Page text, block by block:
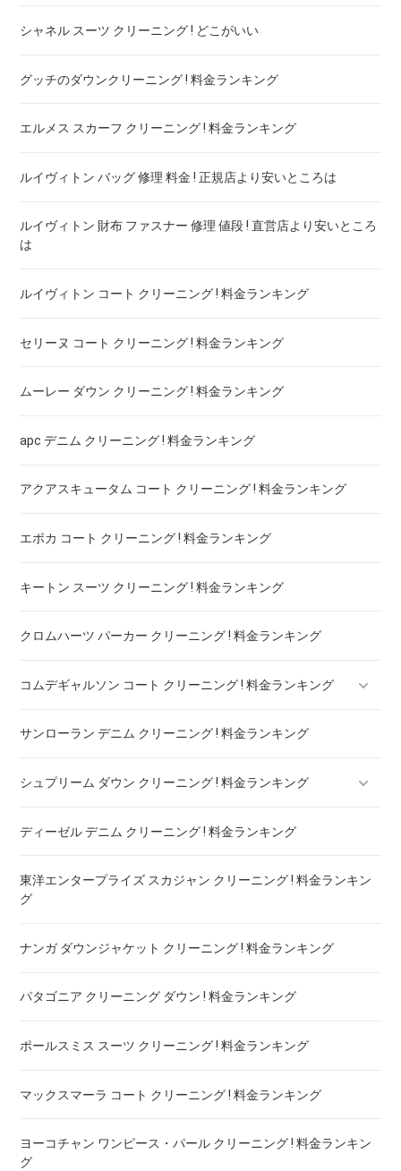
シャネル スーツ クリーニング ! どこがいい
グッチのダウンクリーニング ! 料金ランキング
エルメス スカーフ クリーニング ! 料金ランキング
ルイヴィトン バッグ 修理 料金 ! 正規店より安いところは
ルイヴィトン 財布 ファスナー 修理 値段 ! 直営店より安いところ
は
ルイヴィトン コート クリーニング ! 料金ランキング
セリーヌ コート クリーニング ! 料金ランキング
ムーレー ダウン クリーニング ! 料金ランキング
apc デニム クリーニング ! 料金ランキング
アクアスキュータム コート クリーニング ! 料金ランキング
エポカ コート クリーニング ! 料金ランキング
キートン スーツ クリーニング ! 料金ランキング
クロムハーツ パーカー クリーニング ! 料金ランキング
コムデギャルソン コート クリーニング ! 料金ランキング
コムデギャルソン シャツ クリーニング ! どこがいい
サンローラン デニム クリーニング ! 料金ランキング
シュプリーム ダウン クリーニング ! 料金ランキング
シュプリーム パーカー クリーニング ! 料金ランキング
ディーゼル デニム クリーニング ! 料金ランキング
東洋エンタープライズ スカジャン クリーニング ! 料金ランキン
グ
ナンガ ダウンジャケット クリーニング ! 料金ランキング
パタゴニア クリーニング ダウン ! 料金ランキング
ポールスミス スーツ クリーニング ! 料金ランキング
マックスマーラ コート クリーニング ! 料金ランキング
ヨーコチャン ワンピース・パール クリーニング ! 料金ランキン
グ